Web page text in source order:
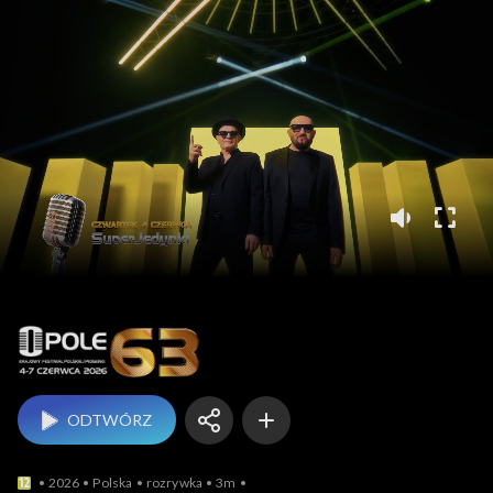
Opole
ODTWÓRZ
2026 Polska rozrywka
3m